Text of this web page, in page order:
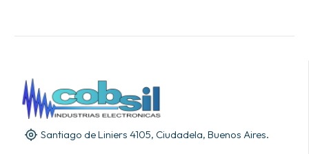
Santiago de Liniers 4105, Ciudadela, Buenos Aires.